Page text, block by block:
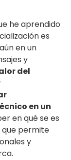
he aprendido
es
en un
y
del
en un
en qué se es
que permite
y